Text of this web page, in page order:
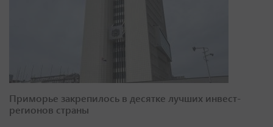
Приморье закрепилось в десятке лучших инвест-
регионов страны